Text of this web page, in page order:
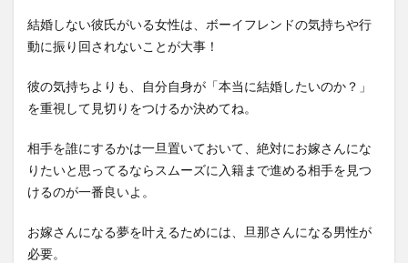
結婚しない彼氏がいる女性は、ボーイフレンドの気持ちや行
動に振り回されないことが大事！
彼の気持ちよりも、自分自身が「本当に結婚したいのか？」
を重視して見切りをつけるか決めてね。
相手を誰にするかは一旦置いておいて、絶対にお嫁さんにな
りたいと思ってるならスムーズに入籍まで進める相手を見つ
けるのが一番良いよ。
お嫁さんになる夢を叶えるためには、旦那さんになる男性が
必要。